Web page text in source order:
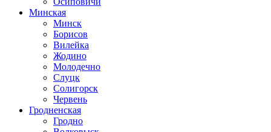
Минская
Минск
Борисов
Вилейка
Жодино
Молодечно
Слуцк
Солигорск
Червень
Гродненская
Гродно